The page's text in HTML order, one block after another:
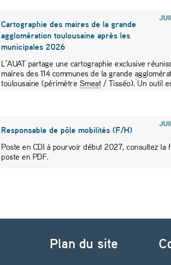
Cartographie des maires de la grande
agglomération toulousaine après les
municipales 2026
L’AUAT partage une cartographie exclusive
maires des 114 communes de la grande
toulousaine (périmètre Smeat/ Tisséo). Un outil
Responsable de pôle mobilités (F/H)
Poste en CDI à pourvoir début 2027, consultez la
poste en PDF.
Plan du site